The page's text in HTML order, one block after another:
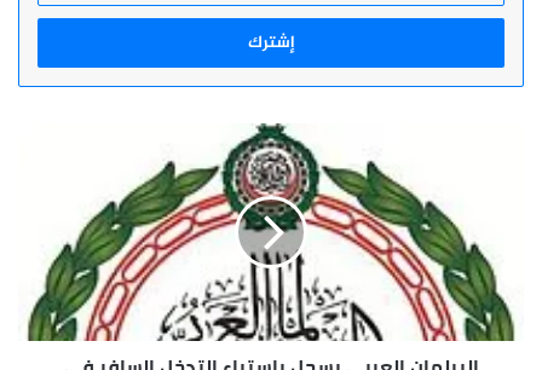
الإلكتروني
السافر
الشؤون
الداخلية
للمغرب